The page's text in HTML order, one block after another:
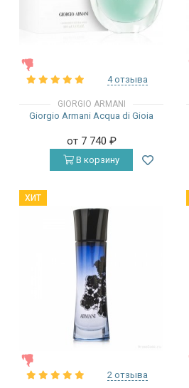
4 отзыва
GIORGIO ARMANI
Giorgio Armani Acqua di Gioia
от 7 740 ₽
В корзину
ХИТ
2 отзыва